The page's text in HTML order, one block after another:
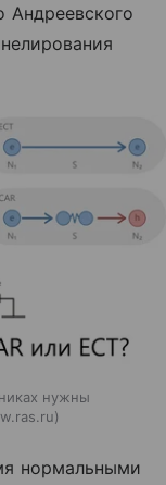
Андреевского
нужны
нормальными